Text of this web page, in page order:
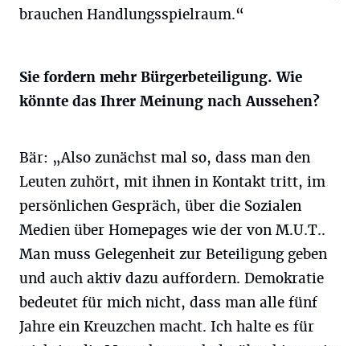
brauchen Handlungsspielraum.“
Sie fordern mehr Bürgerbeteiligung. Wie
könnte das Ihrer Meinung nach Aussehen?
Bär: „Also zunächst mal so, dass man den
Leuten zuhört, mit ihnen in Kontakt tritt, im
persönlichen Gespräch, über die Sozialen
Medien über Homepages wie der von M.U.T..
Man muss Gelegenheit zur Beteiligung geben
und auch aktiv dazu auffordern. Demokratie
bedeutet für mich nicht, dass man alle fünf
Jahre ein Kreuzchen macht. Ich halte es für